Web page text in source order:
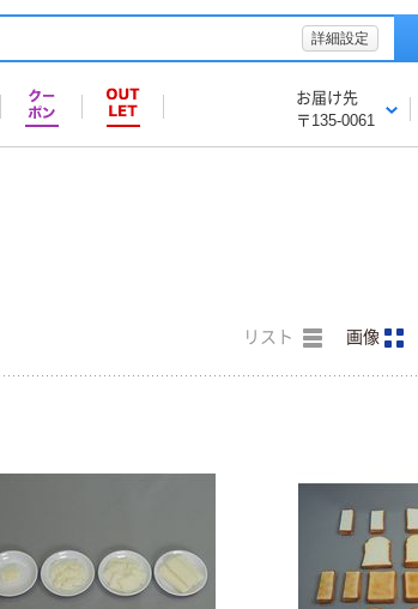
詳細設定
お届け先
〒135-0061
リスト 画像